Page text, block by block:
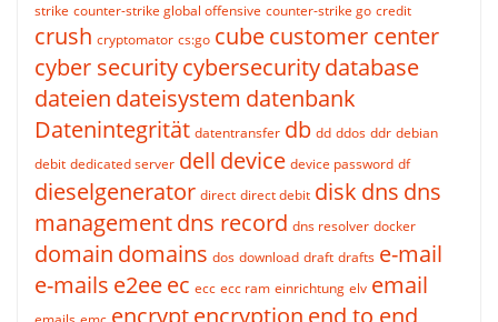
strike counter-strike global offensive counter-strike go credit
crush cryptomator cs:go cubecustomer center
cyber securitycybersecuritydatabase
dateien dateisystem datenbank
Datenintegrität datentransfer db dd ddos ddr debian
debit dedicated server dell device device password df
dieselgenerator direct direct debit disk dns dns
managementdns record dns resolver docker
domain domains dos download draft drafts e-mail
e-mails e2eeec ecc ecc ram einrichtung elv email
encryptencryption end to end